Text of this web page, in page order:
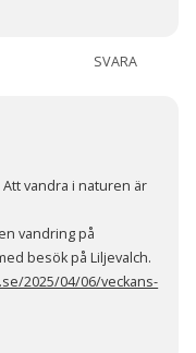
SVARA
vandra i naturen är
vandring på
besök på Liljevalch.
2025/04/06/veckans-